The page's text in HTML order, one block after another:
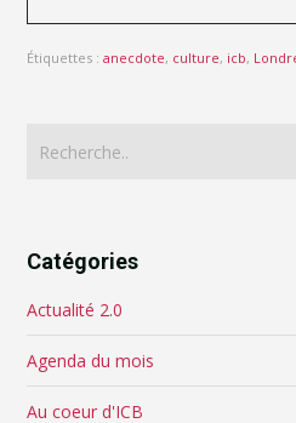
Étiquettes :anecdote, culture, icb,
Catégories
Actualité 2.0
Agenda du mois
Au coeur d'ICB